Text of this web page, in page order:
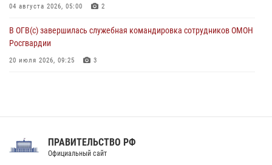
04 августа 2026, 05:00 2
В ОГВ(с) завершилась служебная командировка сотрудников ОМОН
Росгвардии
20 июля 2026, 09:25 3
Праздник «Один день с Росгвардией» к 105-летию Центрального
ПРАВИТЕЛЬСТВО РФ
Официальный сайт